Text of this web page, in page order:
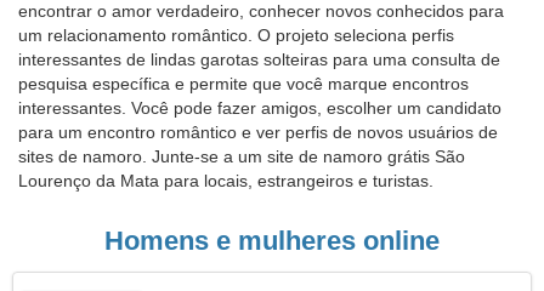
encontrar o amor verdadeiro, conhecer novos conhecidos para
um relacionamento romântico. O projeto seleciona perfis
interessantes de lindas garotas solteiras para uma consulta de
pesquisa específica e permite que você marque encontros
interessantes. Você pode fazer amigos, escolher um candidato
para um encontro romântico e ver perfis de novos usuários de
sites de namoro. Junte-se a um site de namoro grátis São
Lourenço da Mata para locais, estrangeiros e turistas.
Homens e mulheres online